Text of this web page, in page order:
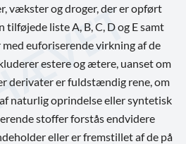
vækster og droger, der er opført
tilføjede liste A, B, C, D og E samt
euforiserende virkning af de
estere og ætere, uanset om
derivater er fuldstændig rene, om
naturlig oprindelse eller syntetisk
stoffer forstås endvidere
eller er fremstillet af de på